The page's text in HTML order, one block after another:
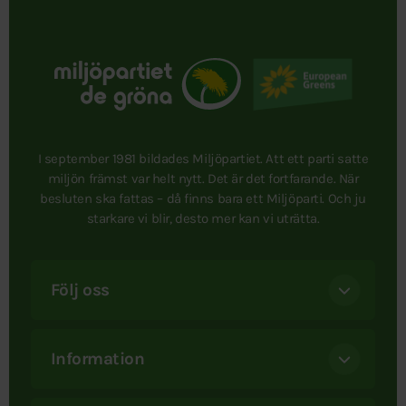
I september 1981 bildades Miljöpartiet. Att ett parti satte
miljön främst var helt nytt. Det är det fortfarande. När
besluten ska fattas – då finns bara ett Miljöparti. Och ju
starkare vi blir, desto mer kan vi uträtta.
Följ oss
Information